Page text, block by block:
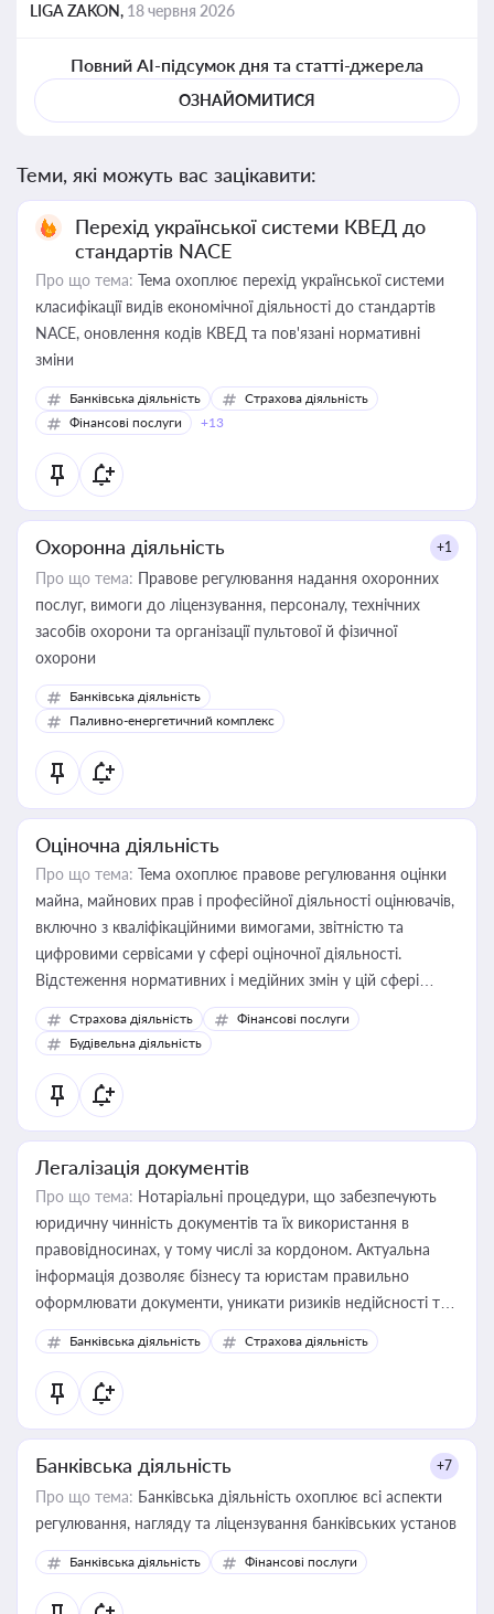
LIGA ZAKON, 18 червня 2026
Повний AI-підсумок дня та статті-джерела
ОЗНАЙОМИТИСЯ
Теми, які можуть вас зацікавити:
Перехід української системи КВЕД до
стандартів NACE
Про що тема: Тема охоплює перехід української системи
класифікації видів економічної діяльності до стандартів
NACE, оновлення кодів КВЕД та пов'язані нормативні
зміни
Банківська діяльність
Страхова діяльність
Фінансові послуги
+13
Охоронна діяльність +1
Про що тема: Правове регулювання надання охоронних
послуг, вимоги до ліцензування, персоналу, технічних
засобів охорони та організації пультової й фізичної
охорони
Банківська діяльність
Паливно-енергетичний комплекс
Оціночна діяльність
Про що тема: Тема охоплює правове регулювання оцінки
майна, майнових прав і професійної діяльності оцінювачів,
включно з кваліфікаційними вимогами, звітністю та
цифровими сервісами у сфері оціночної діяльності.
Відстеження нормативних і медійних змін у цій сфері
корисне для власника бізнесу, керівника, юриста або
бухгалтера під час оподаткування, приватизації, оренди
державного майна, корпоративних угод і перевірки
статусу суб'єктів оціночної діяльності
Страхова діяльність
Фінансові послуги
Будівельна діяльність
Легалізація документів
Про що тема: Нотаріальні процедури, що забезпечують
юридичну чинність документів та їх використання в
правовідносинах, у тому числі за кордоном. Актуальна
інформація дозволяє бізнесу та юристам правильно
оформлювати документи, уникати ризиків недійсності та
забезпечувати їх належне прийняття органами влади та
контрагентами
Банківська діяльність Страхова діяльність
Банківська діяльність +7
Про що тема: Банківська діяльність охоплює всі аспекти
регулювання, нагляду та ліцензування банківських установ
Банківська діяльність Фінансові послуги